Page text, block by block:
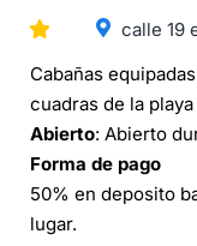
calle 19
Cabañas
cuadras de la
Abierto: Abierto
Forma de pago
50% en deposito
lugar.